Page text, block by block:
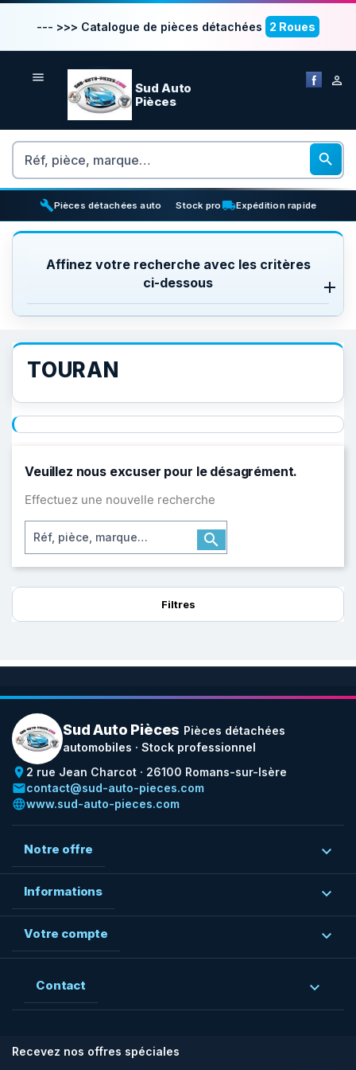
--- >>> Catalogue de pièces détachées 2 Roues
 
Sud Auto
Pièces
Rechercher

buildPièces détachées auto inventory_2
Stock prolocal_shippingExpédition rapide
Affinez votre recherche avec les critères
ci-dessous
TOURAN
Veuillez nous excuser pour le désagrément.
Effectuez une nouvelle recherche

Filtres
Sud Auto Pièces Pièces détachées
automobiles · Stock professionnel
place 2 rue Jean Charcot · 26100 Romans-sur-Isère
emailcontact@sud-auto-pieces.com
languagewww.sud-auto-pieces.com
Notre offre 
Informations 
Votre compte 
Contact 
Recevez nos offres spéciales